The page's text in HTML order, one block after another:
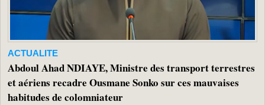
ACTUALITE
Abdoul Ahad NDIAYE, Ministre des transport terrestres
et aériens recadre Ousmane Sonko sur ces mauvaises
habitudes de colomniateur